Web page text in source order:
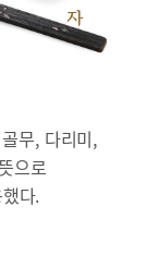
자
무, 다리미,
으로
다.